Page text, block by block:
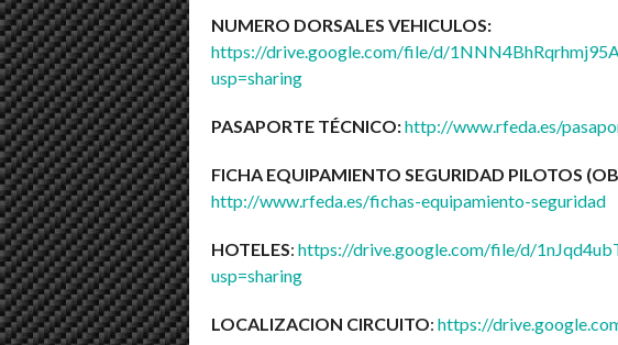
NUMERO DORSALES VEHICULOS:
https://drive.google.com/file/d/
usp=sharing
PASAPORTE TÉCNICO:http://www.rfeda.es/
FICHA EQUIPAMIENTO SEGURIDAD PILOTOS
http://www.rfeda.es/fichas-equipamiento-seguridad
HOTELES: https://drive.google.com/file/d/
usp=sharing
LOCALIZACION CIRCUITO: https://